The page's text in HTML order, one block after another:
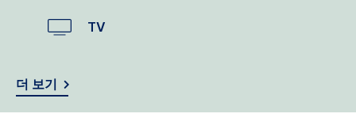
TV
더 보기